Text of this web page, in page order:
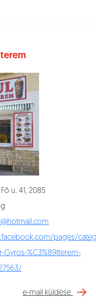
u. 41, 2085
pages/
Gyros-%C3%89tterem-
e-mail küldése